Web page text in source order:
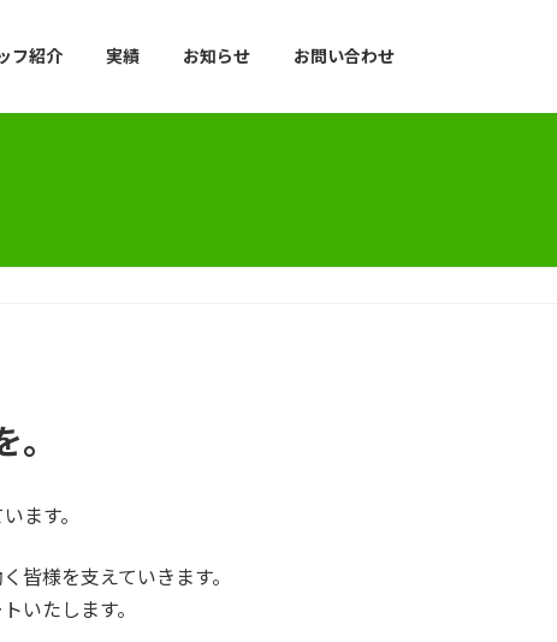
フ紹介 実績 お知らせ お問い合わせ
ます。
皆様を支えていきます。
いたします。